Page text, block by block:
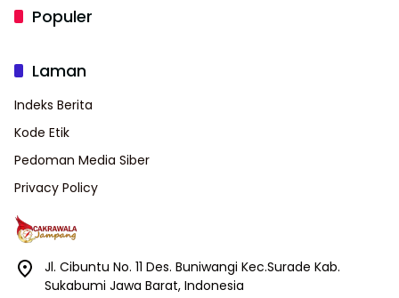
Populer
Laman
Indeks Berita
Kode Etik
Pedoman Media Siber
Privacy Policy
Jl. Cibuntu No. 11 Des. Buniwangi Kec.Surade Kab.
Sukabumi Jawa Barat, Indonesia